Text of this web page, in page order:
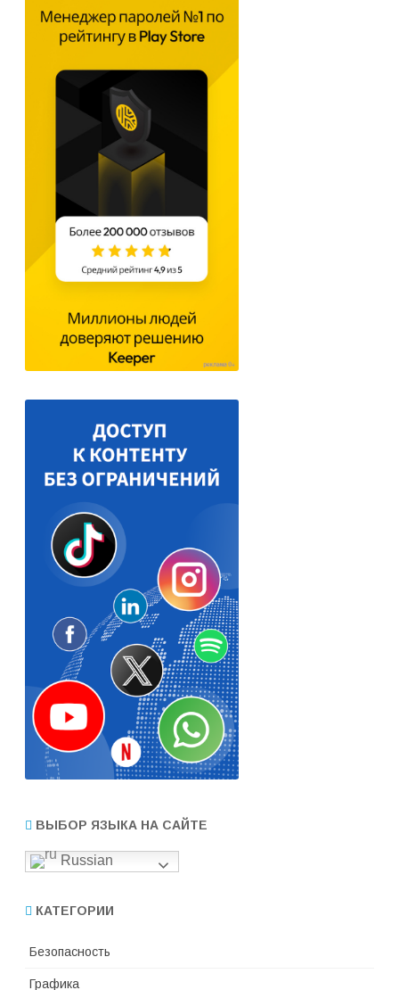
ВЫБОР ЯЗЫКА НА САЙТЕ
Russian
КАТЕГОРИИ
Безопасность
Графика